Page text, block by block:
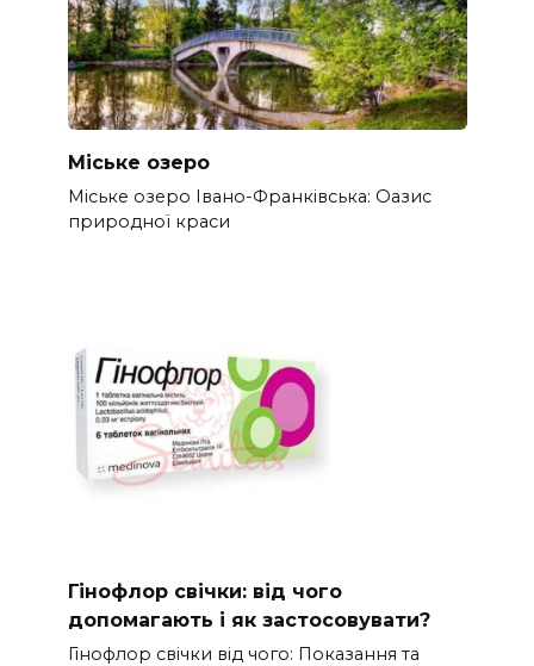
Міське озеро
Міське озеро Івано-Франківська: Оазис
природної краси
Гінофлор свічки: від чого
допомагають і як застосовувати?
Гінофлор свічки від чого: Показання та